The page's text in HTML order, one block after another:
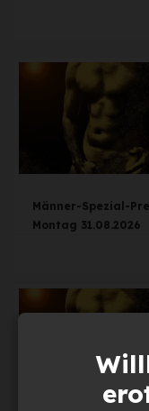
Männer-Spezial-
Montag 31.08.2026